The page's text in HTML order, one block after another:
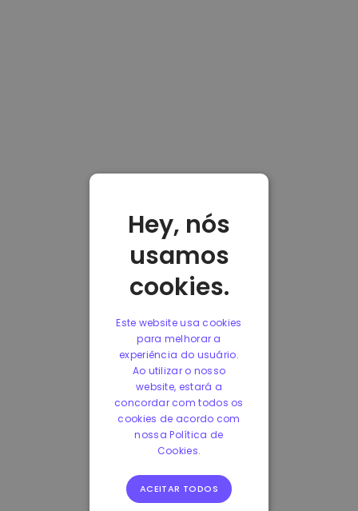
Hey, nós
usamos
cookies.
Este website usa cookies
para melhorar a
experiência do usuário.
Ao utilizar o nosso
website, estará a
concordar com todos os
cookies de acordo com
nossa Política de
Cookies.
ACEITAR TODOS